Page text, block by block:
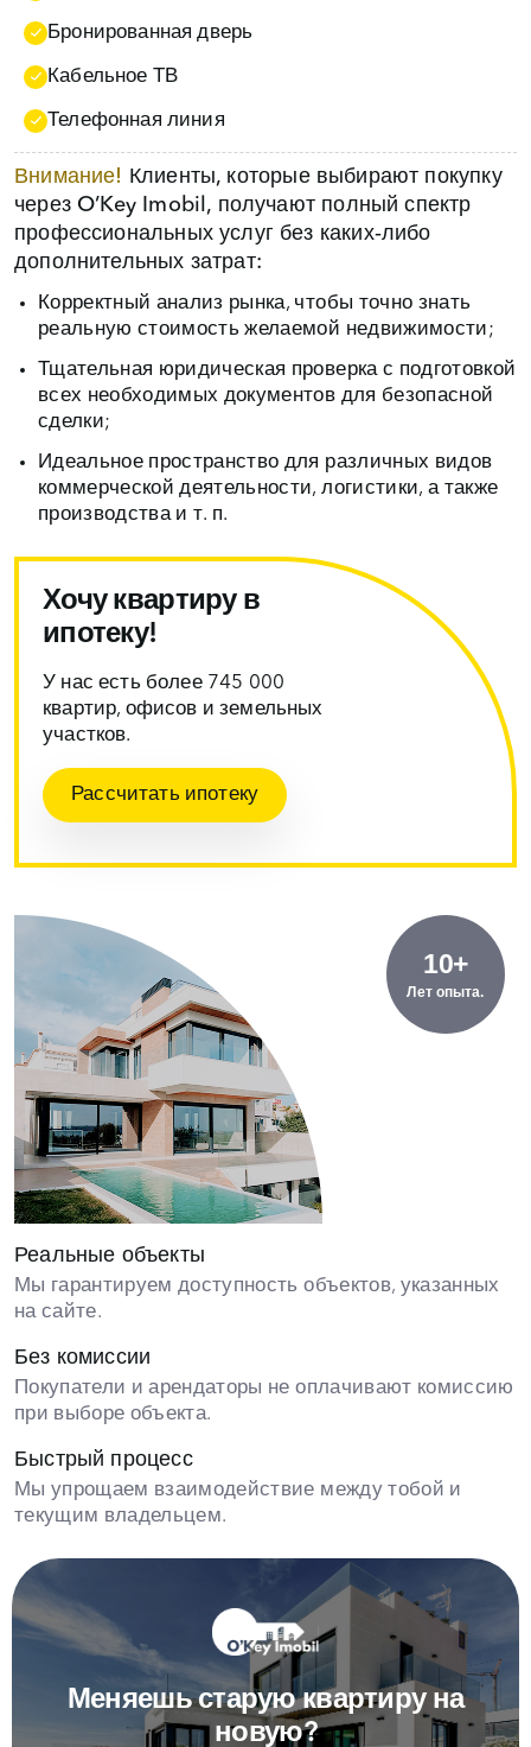
Бронированная дверь
Кабельное ТВ
Телефонная линия
Внимание!
Клиенты, которые выбирают покупку
через O’Key Imobil, получают полный спектр
профессиональных услуг без каких‑либо
дополнительных затрат:
Корректный анализ рынка, чтобы точно знать
реальную стоимость желаемой недвижимости;
Тщательная юридическая проверка с подготовкой
всех необходимых документов для безопасной
сделки;
Идеальное пространство для различных видов
коммерческой деятельности, логистики, а также
производства и т. п.
Хочу квартиру в
ипотеку!
У нас есть более 745 000
квартир, офисов и земельных
участков.
Рассчитать ипотеку
10+
Лет опыта.
Реальные объекты
Мы гарантируем доступность объектов, указанных
на сайте.
Без комиссии
Покупатели и арендаторы не оплачивают комиссию
при выборе объекта.
Быстрый процесс
Мы упрощаем взаимодействие между тобой и
текущим владельцем.
Меняешь старую квартиру на
новую?